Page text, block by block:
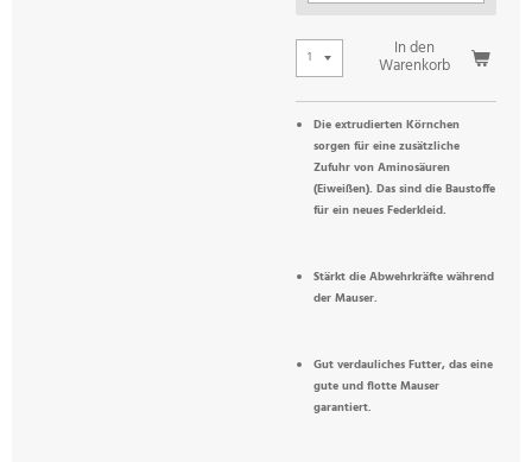
In den
Warenkorb
Die extrudierten Körnchen
sorgen für eine zusätzliche
Zufuhr von Aminosäuren
(Eiweißen). Das sind die Baustoffe
für ein neues Federkleid.
Stärkt die Abwehrkräfte während
der Mauser.
Gut verdauliches Futter, das eine
gute und flotte Mauser
garantiert.